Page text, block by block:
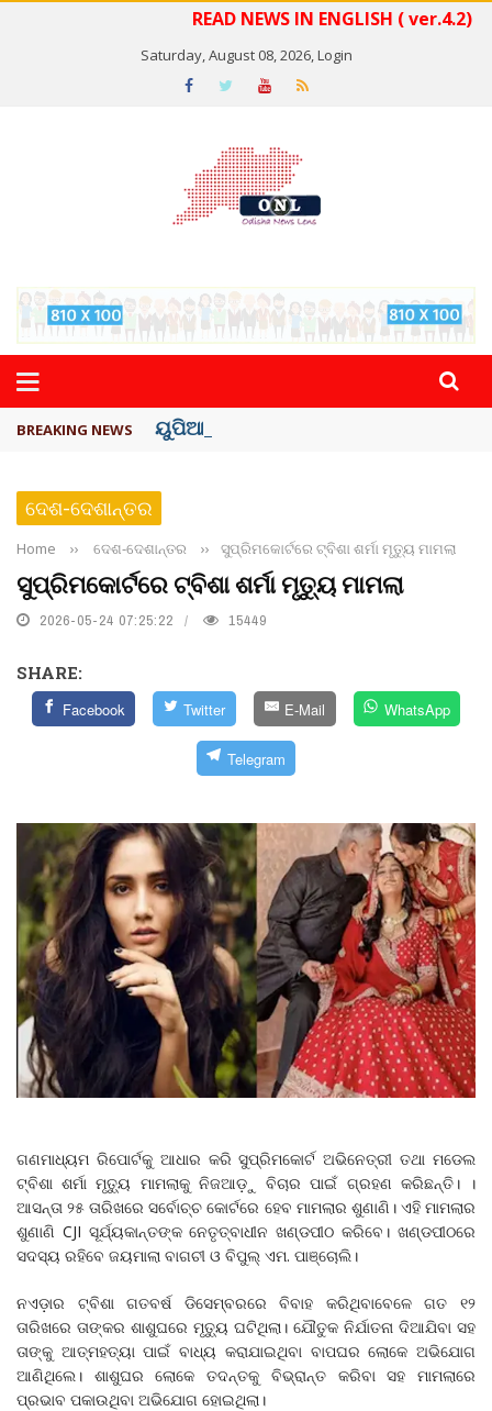
READ NEWS IN ENGLISH ( ver.4.2)
Saturday, August 08, 2026,Login
BREAKING NEWS ୟୁପିଆଇ ଓ ଅନ୍ୟାନ୍ୟ ଡିଜିଟାଲ୍ ନେଣଦେଣ ...
ଦେଶ-ଦେଶାନ୍ତର
Home ›› ଦେଶ-ଦେଶାନ୍ତର ›› ସୁପ୍ରିମକୋର୍ଟରେ ଟ୍ବିଶା ଶର୍ମା ମୃତ୍ୟୁ ମାମଲା
ସୁପ୍ରିମକୋର୍ଟରେ ଟ୍ବିଶା ଶର୍ମା ମୃତ୍ୟୁ ମାମଲା
2026-05-24 07:25:22 15449
SHARE:
Facebook Twitter E-Mail WhatsApp
Telegram
ଗଣମାଧ୍ୟମ ରିପୋର୍ଟକୁ ଆଧାର କରି ସୁପ୍ରିମକୋର୍ଟ ଅଭିନେତ୍ରୀ ତଥା ମଡେଲ
ଟ୍ବିଶା ଶର୍ମା ମୃତ୍ୟୁ ମାମଲାକୁ ନିଜଆଡ଼ୁ ବିଚାର ପାଇଁ ଗ୍ରହଣ କରିଛନ୍ତି। ।
ଆସନ୍ତା ୨୫ ତାରିଖରେ ସର୍ବୋଚ୍ଚ କୋର୍ଟରେ ହେବ ମାମଲାର ଶୁଣାଣି। ଏହି ମାମଲାର
ଶୁଣାଣି CJI ସୂର୍ଯ୍ୟକାନ୍ତଙ୍କ ନେତୃତ୍ବାଧୀନ ଖଣ୍ଡପୀଠ କରିବେ। ଖଣ୍ଡପୀଠରେ
ସଦସ୍ୟ ରହିବେ ଜୟମାଲା ବାଗଚୀ ଓ ବିପୁଲ୍ ଏମ. ପାଞ୍ଚୋଲି।
ନଏଡ଼ାର ଟ୍ବିଶା ଗତବର୍ଷ ଡିସେମ୍ବରରେ ବିବାହ କରିଥିବାବେଳେ ଗତ ୧୨
ତାରିଖରେ ତାଙ୍କର ଶାଶୁଘରେ ମୃତ୍ୟୁ ଘଟିଥିଲା। ଯୌତୁକ ନିର୍ଯାତନା ଦିଆଯିବା ସହ
ତାଙ୍କୁ ଆତ୍ମହତ୍ୟା ପାଇଁ ବାଧ୍ୟ କରାଯାଇଥିବା ବାପଘର ଲୋକେ ଅଭିଯୋଗ
ଆଣିଥିଲେ। ଶାଶୁଘର ଲୋକେ ତଦନ୍ତକୁ ବିଭ୍ରାନ୍ତ କରିବା ସହ ମାମଲାରେ
ପ୍ରଭାବ ପକାଉଥିବା ଅଭିଯୋଗ ହୋଇଥିଲା।